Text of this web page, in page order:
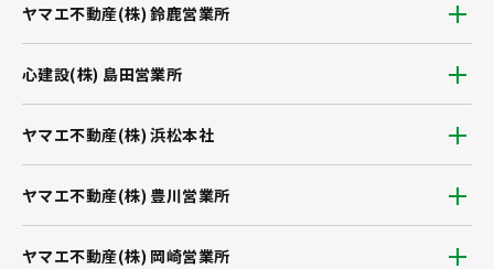
ヤマエ不動産(株) 浜松本社
ヤマエ不動産(株) 豊川営業所
ヤマエ不動産(株) 岡崎営業所
ヤマエ不動産(株) 鈴鹿営業所
心建設(株) 島田営業所